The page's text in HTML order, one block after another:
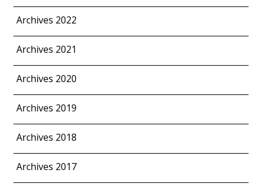
Archives 2022
Archives 2021
Archives 2020
Archives 2019
Archives 2018
Archives 2017